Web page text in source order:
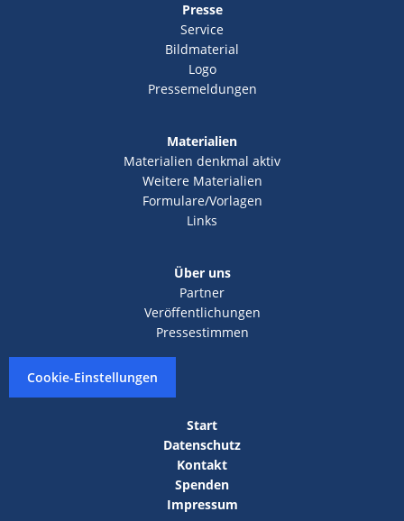
Presse
Service
Bildmaterial
Logo
Pressemeldungen
Materialien
Materialien denkmal aktiv
Weitere Materialien
Formulare/Vorlagen
Links
Über uns
Partner
Veröffentlichungen
Pressestimmen
Cookie-Einstellungen
Start
Datenschutz
Kontakt
Spenden
Impressum